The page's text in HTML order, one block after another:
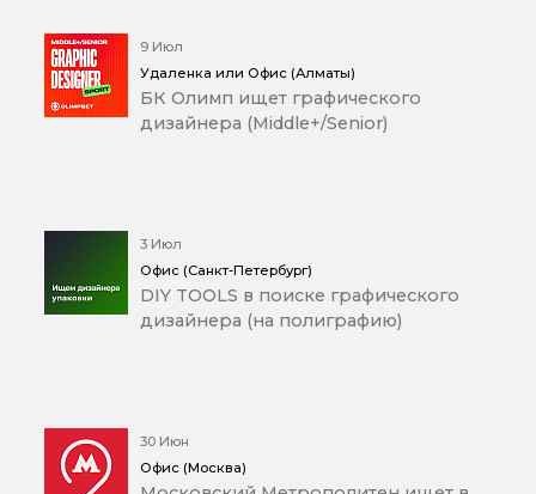
9 Июл
Удаленка или Офис (Алматы)
БК Олимп ищет графического
дизайнера (Middle+/Senior)
3 Июл
Офис (Санкт-Петербург)
DIY TOOLS в поиске графического
дизайнера (на полиграфию)
30 Июн
Офис (Москва)